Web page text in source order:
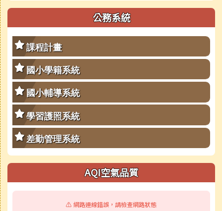
公務系統
課程計畫
國小學籍系統
國小輔導系統
學習護照系統
差勤管理系統
AQI空氣品質
⚠️ 網路連線錯誤，請檢查網路狀態